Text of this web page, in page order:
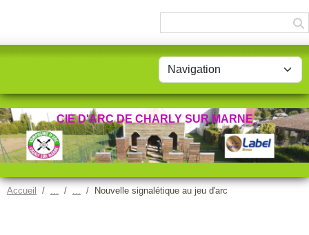
CIE D'ARC DE CHARLY SUR MARNE
Accueil Nouvelle signalétique au jeu d'arc